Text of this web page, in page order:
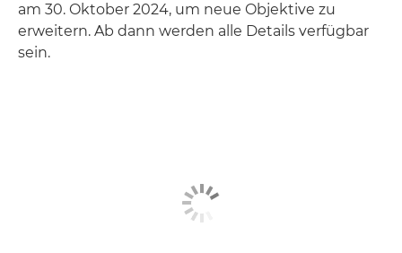
am 30. Oktober 2024, um neue Objektive zu
erweitern. Ab dann werden alle Details verfügbar
sein.